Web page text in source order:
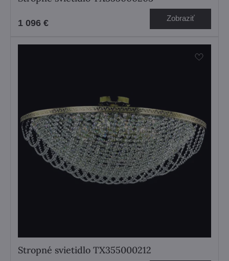
1 096 € Zobraziť
Stropné svietidlo TX355000212